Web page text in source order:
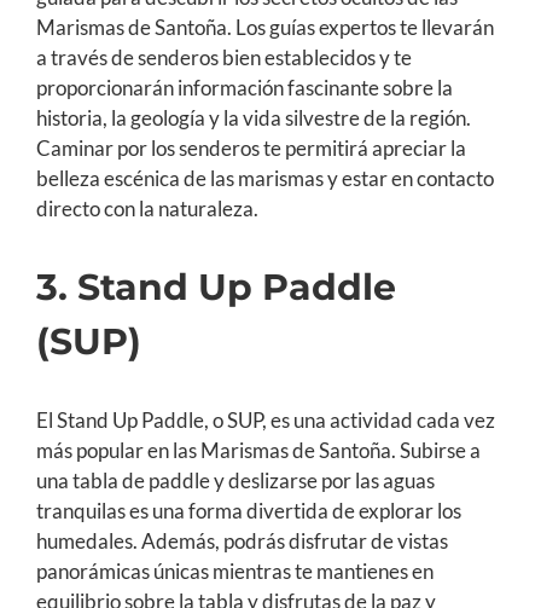
Marismas de Santoña. Los guías expertos te llevarán
a través de senderos bien establecidos y te
proporcionarán información fascinante sobre la
historia, la geología y la vida silvestre de la región.
Caminar por los senderos te permitirá apreciar la
belleza escénica de las marismas y estar en contacto
directo con la naturaleza.
3. Stand Up Paddle
(SUP)
El Stand Up Paddle, o SUP, es una actividad cada vez
más popular en las Marismas de Santoña. Subirse a
una tabla de paddle y deslizarse por las aguas
tranquilas es una forma divertida de explorar los
humedales. Además, podrás disfrutar de vistas
panorámicas únicas mientras te mantienes en
equilibrio sobre la tabla y disfrutas de la paz y